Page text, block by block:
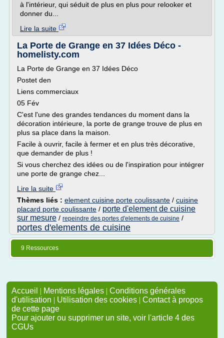
à l'intérieur, qui séduit de plus en plus pour relooker et
donner du...
Lire la suite
La Porte de Grange en 37 Idées Déco -
homelisty.com
La Porte de Grange en 37 Idées Déco
Postet den
Liens commerciaux
05 Fév
C'est l'une des grandes tendances du moment dans la
décoration intérieure, la porte de grange trouve de plus en
plus sa place dans la maison.
Facile à ouvrir, facile à fermer et en plus très décorative,
que demander de plus !
Si vous cherchez des idées ou de l'inspiration pour intégrer
une porte de grange chez...
Lire la suite
Thèmes liés : element cuisine porte coulissante / cuisine
placard porte coulissante / porte d'element de cuisine
sur mesure / repeindre des portes d'elements de cuisine /
portes d'elements de cuisine
9 Ressources
Accueil | Mentions légales | Conditions générales
d'utilisation | Utilisation des cookies | Contact à propos
de cette page
Pour ajouter ou supprimer un site, voir l'article 4 des
CGUs